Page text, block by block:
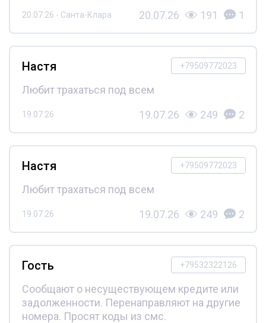
20.07.26 - Санта-Клара 20.07.26 191 1
+79509772023
Настя
Любит трахаться под всем
19.07.26 19.07.26 249 2
+79509772023
Настя
Любит трахаться под всем
19.07.26 19.07.26 249 2
+79532322126
Гость
Сообщают о несуществующем кредите или
задолженности. Перенаправляют на другие
номера. Просят коды из смс.